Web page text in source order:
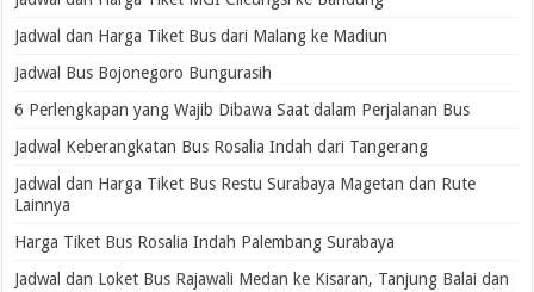
Jadwal dan Harga Tiket Bus dari Malang ke Madiun
Jadwal Bus Bojonegoro Bungurasih
6 Perlengkapan yang Wajib Dibawa Saat dalam Perjalanan Bus
Jadwal Keberangkatan Bus Rosalia Indah dari Tangerang
Jadwal dan Harga Tiket Bus Restu Surabaya Magetan dan Rute
Lainnya
Harga Tiket Bus Rosalia Indah Palembang Surabaya
Jadwal dan Loket Bus Rajawali Medan ke Kisaran, Tanjung Balai dan